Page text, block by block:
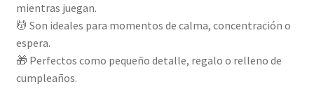
mientras juegan.
💆 Son ideales para momentos de calma, concentración o
espera.
🎁 Perfectos como pequeño detalle, regalo o relleno de
cumpleaños.